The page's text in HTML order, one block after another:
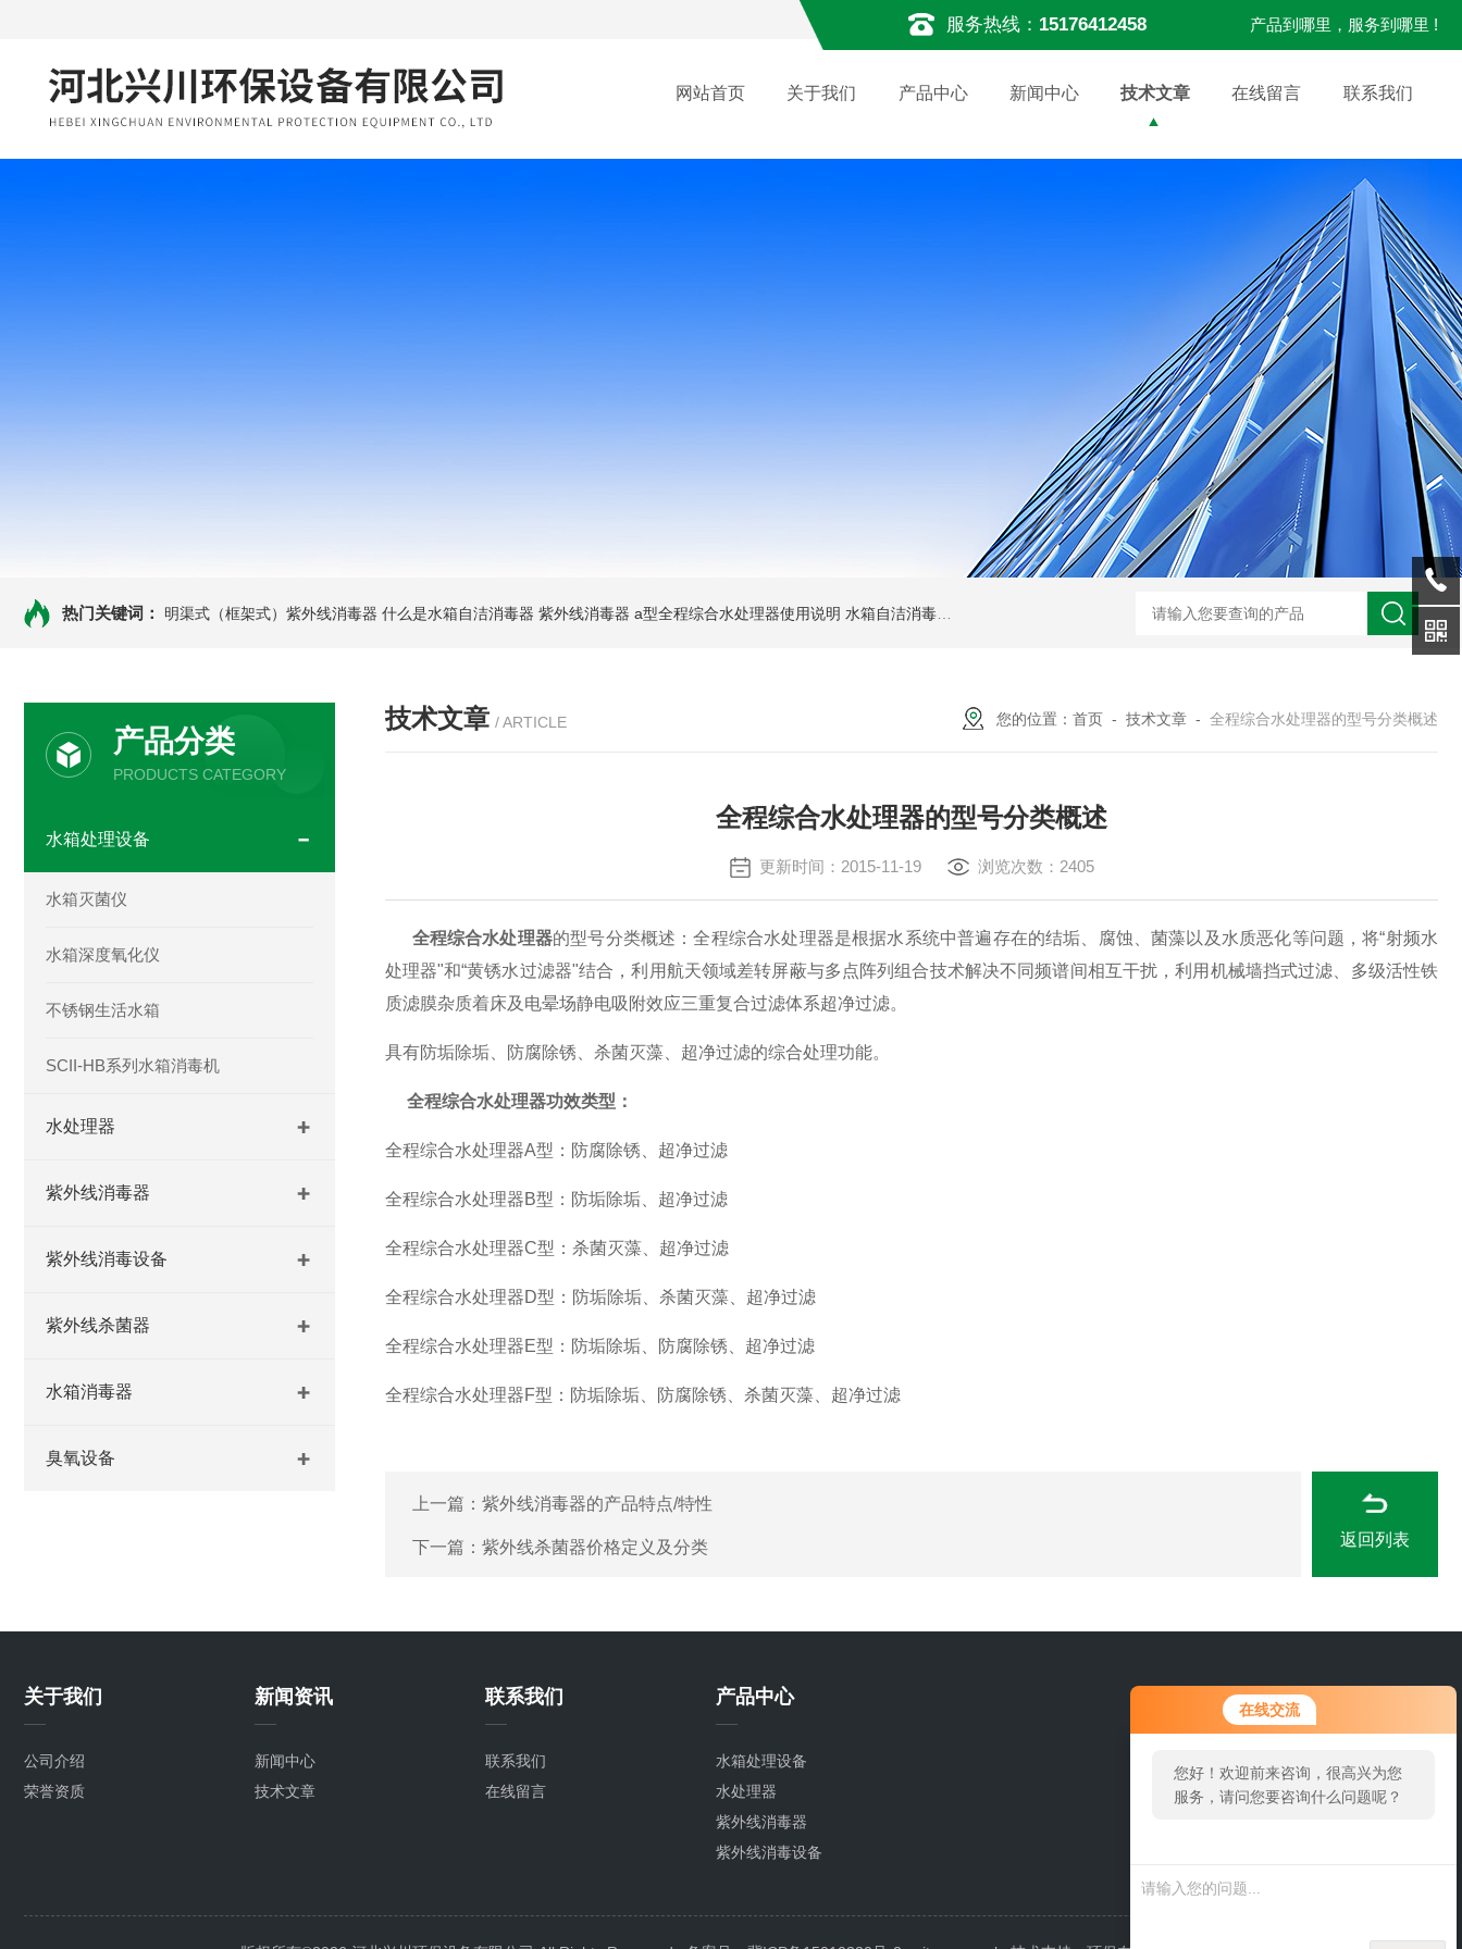
在线交流
您好！欢迎前来咨询，很高兴为您
服务，请问您要咨询什么问题呢？
服务热线： 15176412458 产品到哪里，服务到哪里 !
网站首页 关于我们 产品中心 新闻中心 技术文章 在线留言 联系我们
热门关键词： 明渠式（框架式）紫外线消毒器 什么是水箱自洁消毒器 紫外线消毒器 a型全程综合水处理器使用说明 水箱自洁消毒器 a型全程综合水处理器应用范围 水箱自洁消毒器 a型全程综合水处理器安装
产品分类
PRODUCTS CATEGORY
水箱处理设备
水箱灭菌仪
水箱深度氧化仪
不锈钢生活水箱
SCII-HB系列水箱消毒机
水处理器
紫外线消毒器
紫外线消毒设备
紫外线杀菌器
水箱消毒器
臭氧设备
技术文章 / ARTICLE 您的位置： 首页 - 技术文章 - 全程综合水处理器的型号分类概述
全程综合水处理器的型号分类概述
更新时间：2015-11-19 浏览次数：2405
全程综合水处理器的型号分类概述：全程综合水处理器是根据水系统中普遍存在的结垢、腐蚀、菌藻以及水质恶化等问题，将“射频水
处理器"和“黄锈水过滤器"结合，利用航天领域差转屏蔽与多点阵列组合技术解决不同频谱间相互干扰，利用机械墙挡式过滤、多级活性铁
质滤膜杂质着床及电晕场静电吸附效应三重复合过滤体系超净过滤。
具有防垢除垢、防腐除锈、杀菌灭藻、超净过滤的综合处理功能。
全程综合水处理器功效类型：
全程综合水处理器A型：防腐除锈、超净过滤
全程综合水处理器B型：防垢除垢、超净过滤
全程综合水处理器C型：杀菌灭藻、超净过滤
全程综合水处理器D型：防垢除垢、杀菌灭藻、超净过滤
全程综合水处理器E型：防垢除垢、防腐除锈、超净过滤
全程综合水处理器F型：防垢除垢、防腐除锈、杀菌灭藻、超净过滤
上一篇： 紫外线消毒器的产品特点/特性
下一篇： 紫外线杀菌器价格定义及分类 返回列表
关于我们
公司介绍
荣誉资质
新闻资讯
新闻中心
技术文章
联系我们
联系我们
在线留言
产品中心
水箱处理设备
水处理器
紫外线消毒器
紫外线消毒设备
水箱消毒器
臭氧设备
0311-84889246